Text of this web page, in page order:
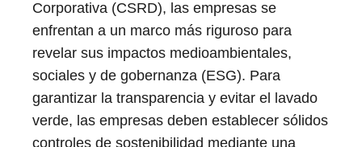
Corporativa (CSRD), las empresas se
enfrentan a un marco más riguroso para
revelar sus impactos medioambientales,
sociales y de gobernanza (ESG). Para
garantizar la transparencia y evitar el lavado
verde, las empresas deben establecer sólidos
controles de sostenibilidad mediante una